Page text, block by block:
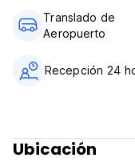
No fumador. (Auto-
Translado de
Aeropuerto
Recepción 24
Ubicación